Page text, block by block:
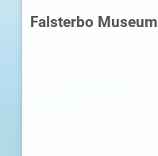
Falsterbo Museum